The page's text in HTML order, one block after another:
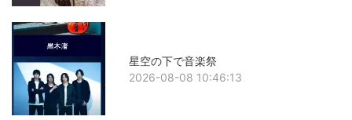
星空の下で音楽祭
2026-08-08 10:46:13